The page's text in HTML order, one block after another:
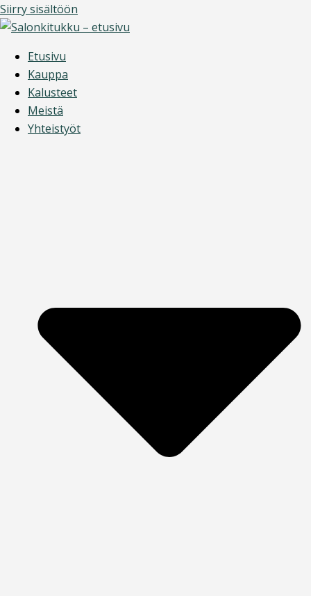
Siirry sisältöön
Etusivu
Kauppa
Kalusteet
Meistä
Yhteistyöt